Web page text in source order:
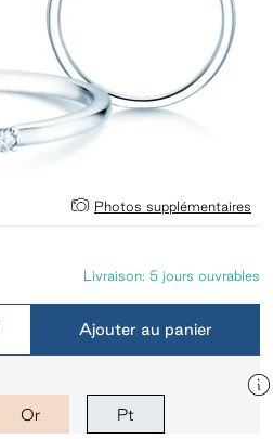
Photos supplémentaires
Livraison: 5 jours ouvrables
Ajouter au panier
Or Pt